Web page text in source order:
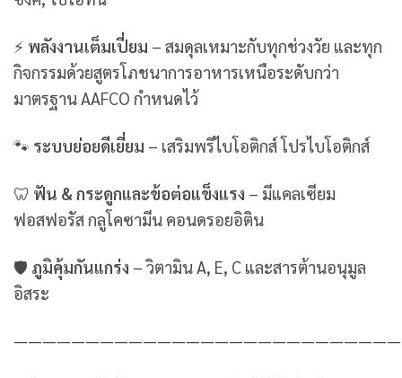
⚡ พลังงานเต็มเปี่ยม – สมดุลเหมาะกับทุกช่วงวัย และทุก
กิจกรรมด้วยสูตรโภชนาการอาหารเหนือระดับกว่า
มาตรฐาน AAFCO กำหนดไว้
🐾 ระบบย่อยดีเยี่ยม – เสริมพรีไบโอติกส์ โปรไบโอติกส์
🦷 ฟัน & กระดูกและข้อต่อแข็งแรง – มีแคลเซียม
ฟอสฟอรัส กลูโคซามีน คอนดรอยอิติน
🛡 ภูมิคุ้มกันแกร่ง – วิตามิน A, E, C และสารต้านอนุมูล
อิสระ